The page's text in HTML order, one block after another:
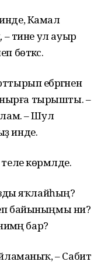
Камал
– тине ул ауыр
бөткәс.
ебәргәнен
тырышты. –
– Шул
инде.
көрмәлде.
яҡлайһың?
байыныңмы ни?
бар?
– Сабит